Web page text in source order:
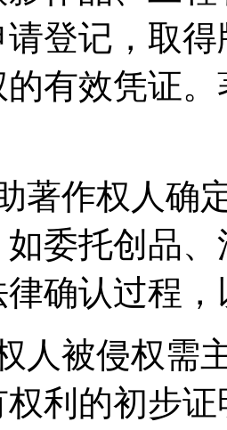
登记，取
有效凭证
著作权人确
委托创品
律确认过
人被侵权需
利的初步